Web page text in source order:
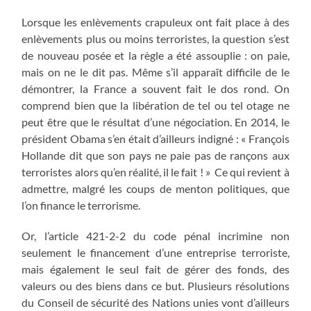
Lorsque les enlèvements crapuleux ont fait place à des
enlèvements plus ou moins terroristes, la question s’est
de nouveau posée et la règle a été assouplie : on paie,
mais on ne le dit pas. Même s’il apparaît difficile de le
démontrer, la France a souvent fait le dos rond. On
comprend bien que la libération de tel ou tel otage ne
peut être que le résultat d’une négociation. En 2014, le
président Obama s’en était d’ailleurs indigné : « François
Hollande dit que son pays ne paie pas de rançons aux
terroristes alors qu’en réalité, il le fait ! » Ce qui revient à
admettre, malgré les coups de menton politiques, que
l’on finance le terrorisme.
Or, l’article 421-2-2 du code pénal incrimine non
seulement le financement d’une entreprise terroriste,
mais également le seul fait de gérer des fonds, des
valeurs ou des biens dans ce but. Plusieurs résolutions
du Conseil de sécurité des Nations unies vont d’ailleurs